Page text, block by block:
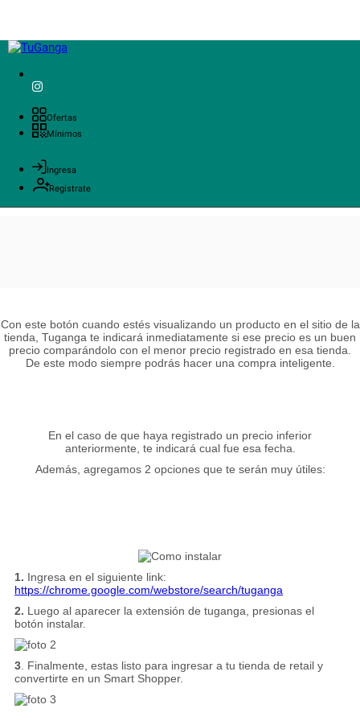
Ofertas
Mínimos
Ingresa
Regístrate
Con este botón cuando estés visualizando un producto en el sitio de la
tienda, Tuganga te indicará inmediatamente si ese precio es un buen
precio comparándolo con el menor precio registrado en esa tienda.
De este modo siempre podrás hacer una compra inteligente.
En el caso de que haya registrado un precio inferior
anteriormente, te indicará cual fue esa fecha.
Además, agregamos 2 opciones que te serán muy útiles:
1. Ingresa en el siguiente link:
https://chrome.google.com/webstore/search/tuganga
2. Luego al aparecer la extensión de tuganga, presionas el
botón instalar.
3 . Finalmente, estas listo para ingresar a tu tienda de retail y
convertirte en un Smart Shopper.